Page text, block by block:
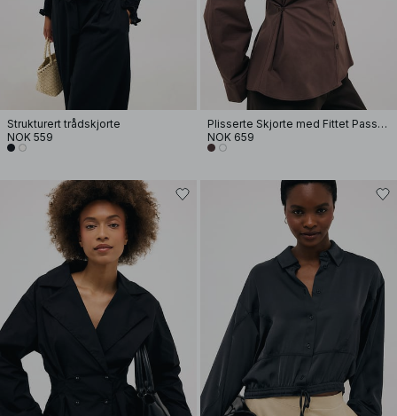
Strukturert trådskjorte
NOK 559
Plisserte Skjorte med Fittet Passform
NOK 659